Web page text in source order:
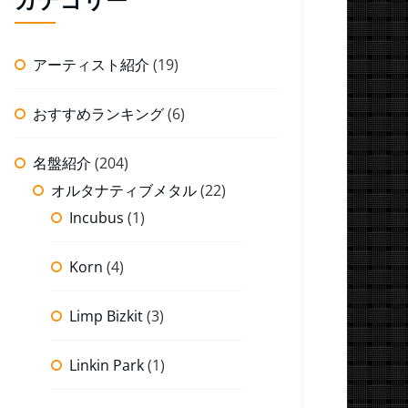
アーティスト紹介 (19)
おすすめランキング(6)
名盤紹介 (204)
オルタナティブメタル(22)
Incubus (1)
Korn (4)
Limp Bizkit(3)
Linkin Park(1)